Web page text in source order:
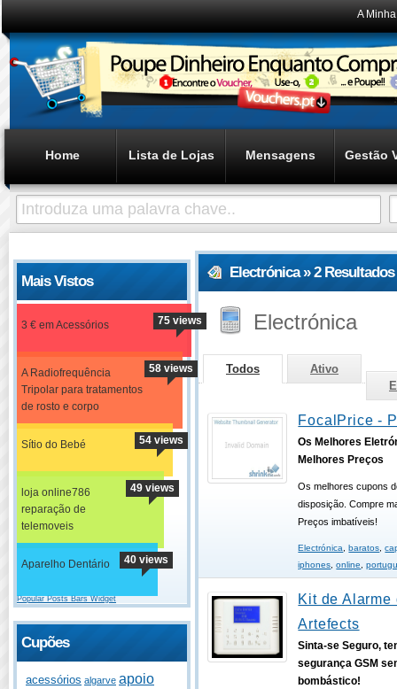
A
Home Lista de Lojas Mensagens Gestão
Mais Vistos
3 € em Acessórios 75 views
A Radiofrequência
Tripolar para tratamentos
de rosto e corpo
58 views
Sítio do Bebé 54 views
loja online786
reparação de
telemoveis
49 views
Aparelho Dentário 40 views
Popular Posts Bars Widget
Cupões
acessórios algarve apoio
Electrónica » 2
Electrónica
Todos
Ativo
FocalPrice -
Os Melhores
Melhores Preços
Os melhores cupons
disposição. Compre
Preços imbatíveis!
Electrónica, baratos,
iphones,online,
Kit de Alarme
Artefects
Sinta-se Seguro,
segurança GSM
bombástico!